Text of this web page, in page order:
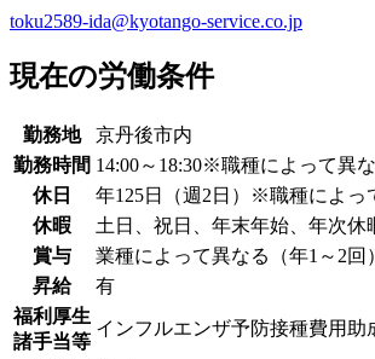
toku2589-ida@kyotango-service.co.jp
現在の労働条件
勤務地
京丹後市内
勤務時間 14:00～18:30※職種によって異
休日
年125日（週2日）※職種によっ
休暇
土日、祝日、年末年始、年次
賞与
業種によって異なる（年1～2回）
昇給
有
福利厚生
諸手当等
インフルエンザ予防接種費用助